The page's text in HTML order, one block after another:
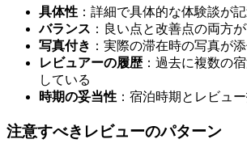
具体性 ：詳細で具体的な体験談が
バランス ：良い点と改善点の両方
写真付き ：実際の滞在時の写真が
レビュアーの履歴：過去に複数の
している
時期の妥当性 ：宿泊時期とレビュ
注意すべきレビューのパターン